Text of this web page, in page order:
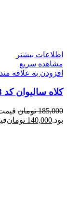
اطلاعات بیشتر
مشاهده سریع
افزودن به علاقه
کلاه سالیوان کد 12468
185,000 تومان
بود.140,000 تومان